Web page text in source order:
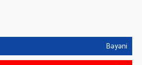
Bəyəni